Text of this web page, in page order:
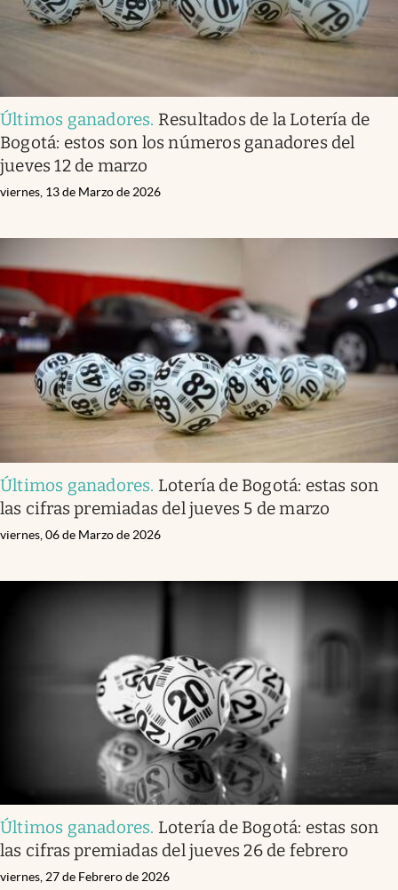
Últimos ganadores. Resultados de la Lotería de
Bogotá: estos son los números ganadores del
jueves 12 de marzo
viernes, 13 de Marzo de 2026
Últimos ganadores. Lotería de Bogotá: estas son
las cifras premiadas del jueves 5 de marzo
viernes, 06 de Marzo de 2026
Últimos ganadores. Lotería de Bogotá: estas son
las cifras premiadas del jueves 26 de febrero
viernes, 27 de Febrero de 2026